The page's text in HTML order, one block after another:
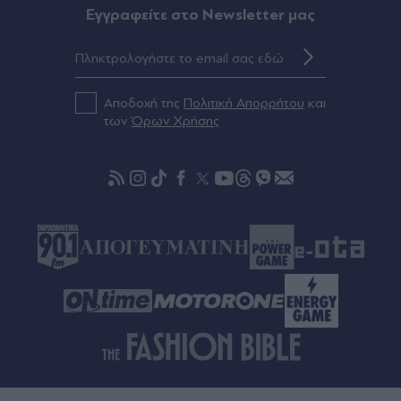
Μπένι Σάφντι: Ποιος είναι ο ηθοποιός που
Νόλαν - Τι λέει ο ίδιος για τον ρόλο του (Εικόνες
& Βίντεο)
υποβάλλουν αιτήσεις την Κυριακή 9 Αυγούστου -
Πότε λήγει η προθεσμία
πριν μία ώρα
Βρετανία: Σχέδιο για βασιλική κηδεία του
πρίγκιπα Άντριου παρά τα σκάνδαλα - Θύελλα
αντιδράσεων
Eγγραφείτε στο Newsletter μας
Αποδοχή της Πολιτική Απορρήτου και
τωνΌρων Χρήσης